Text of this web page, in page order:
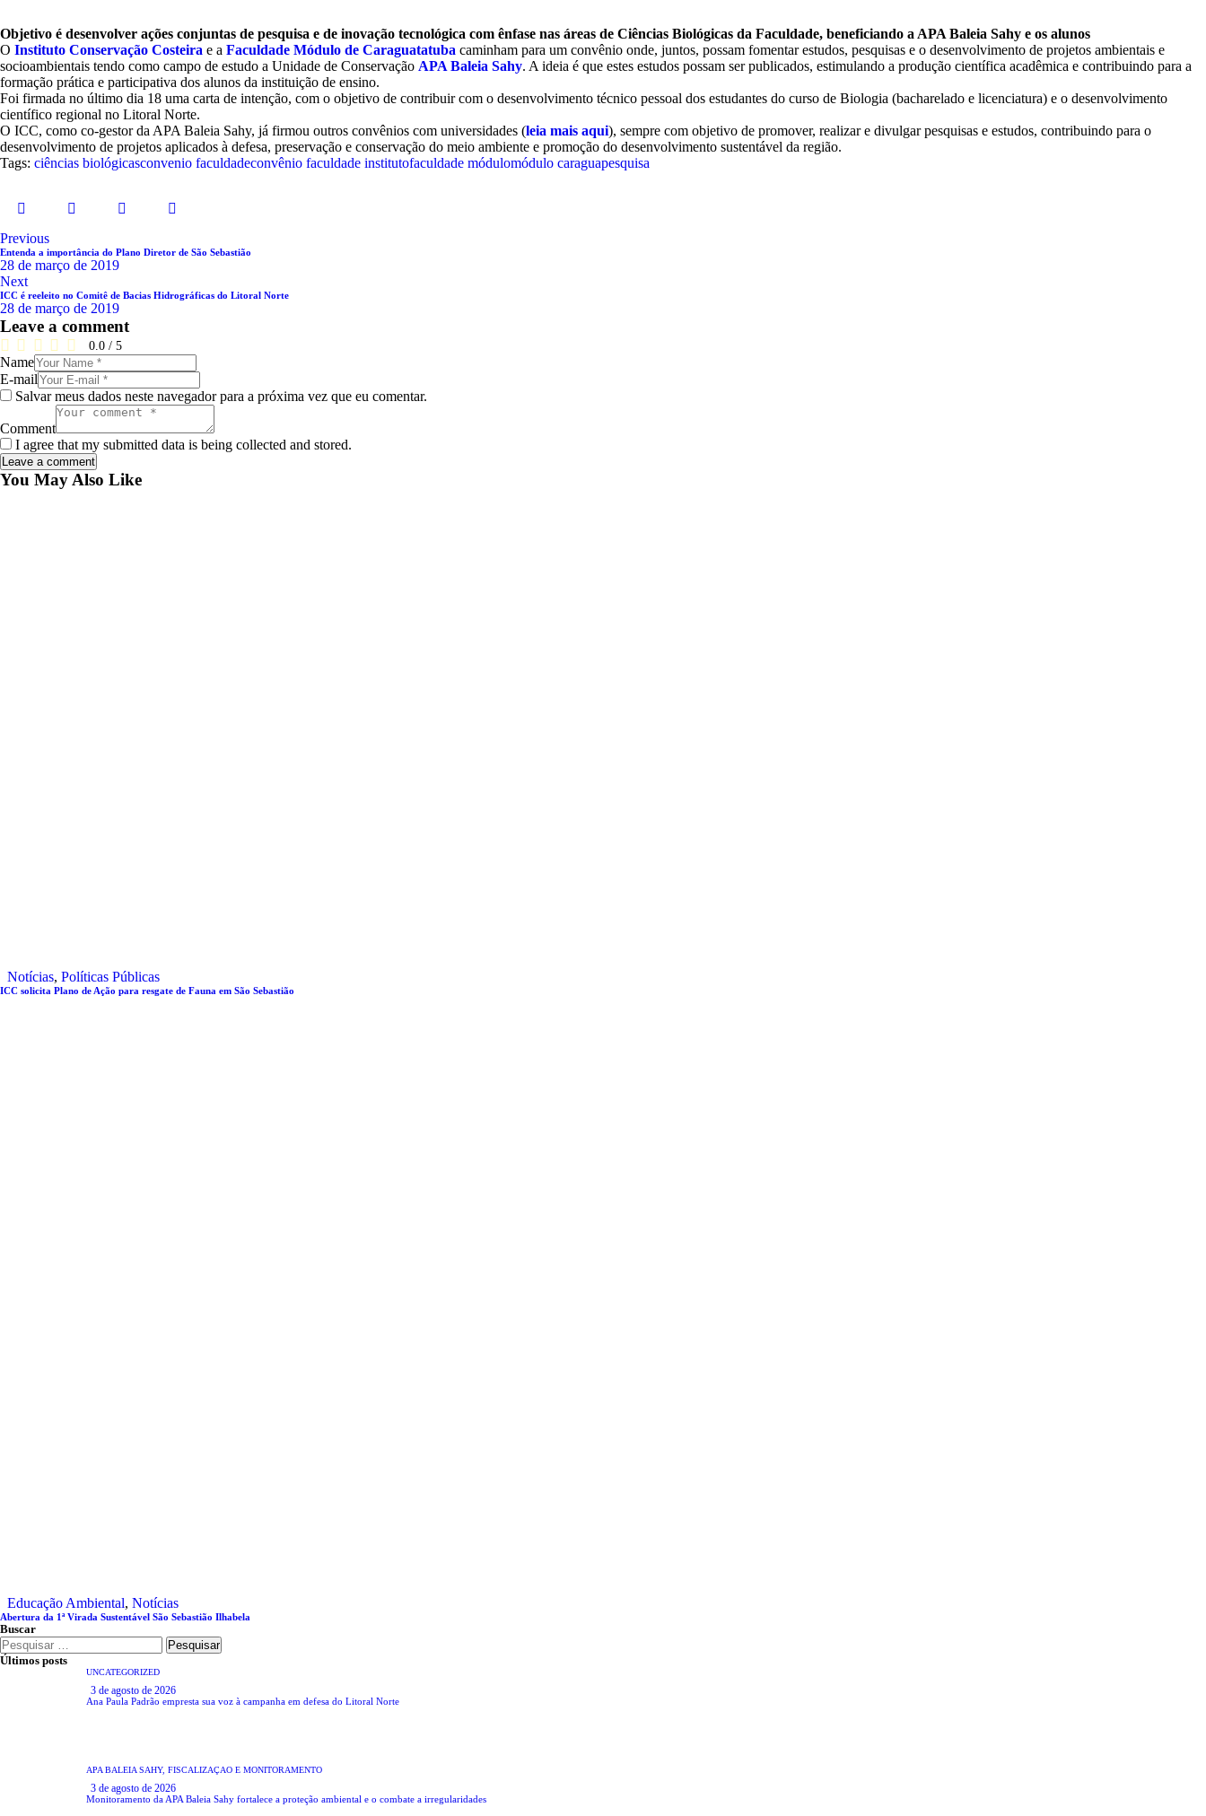
Objetivo é desenvolver ações conjuntas de pesquisa e de inovação tecnológica com ênfase nas áreas de Ciências Biológicas da Faculdade, beneficiando a APA Baleia Sahy e os alunos
O Instituto Conservação Costeira e a Faculdade Módulo de Caraguatatuba caminham para um convênio onde, juntos, possam fomentar estudos, pesquisas e o desenvolvimento de projetos ambientais e
socioambientais tendo como campo de estudo a Unidade de Conservação APA Baleia Sahy. A ideia é que estes estudos possam ser publicados, estimulando a produção científica acadêmica e contribuindo para a
formação prática e participativa dos alunos da instituição de ensino.
Foi firmada no último dia 18 uma carta de intenção, com o objetivo de contribuir com o desenvolvimento técnico pessoal dos estudantes do curso de Biologia (bacharelado e licenciatura) e o desenvolvimento
científico regional no Litoral Norte.
O ICC, como co-gestor da APA Baleia Sahy, já firmou outros convênios com universidades (leia mais aqui), sempre com objetivo de promover, realizar e divulgar pesquisas e estudos, contribuindo para o
desenvolvimento de projetos aplicados à defesa, preservação e conservação do meio ambiente e promoção do desenvolvimento sustentável da região.
Tags: ciências biológicasconvenio faculdadeconvênio faculdade institutofaculdade módulomódulo caraguapesquisa
Navegação
de
Post
Previous
Entenda a importância do Plano Diretor de São Sebastião
28 de março de 2019
Next
ICC é reeleito no Comitê de Bacias Hidrográficas do Litoral Norte
28 de março de 2019
Leave a comment
0.0 / 5
Name
E-mail
Salvar meus dados neste navegador para a próxima vez que eu comentar.
Comment
I agree that my submitted data is being collected and stored.
You May Also Like
Notícias, Políticas Públicas
ICC solicita Plano de Ação para resgate de Fauna em São Sebastião
Educação Ambiental, Notícias
Abertura da 1ª Virada Sustentável São Sebastião Ilhabela
Buscar
Pesquisar
por:
Últimos posts
UNCATEGORIZED
3 de agosto de 2026
Ana Paula Padrão empresta sua voz à campanha em defesa do Litoral Norte
APA BALEIA SAHY, FISCALIZAÇÃO E MONITORAMENTO
3 de agosto de 2026
Monitoramento da APA Baleia Sahy fortalece a proteção ambiental e o combate a irregularidades